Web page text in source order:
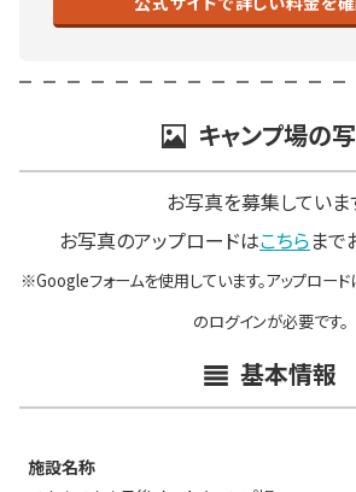
キャンプ場の
お写真を募集していま
お写真のアップロードはこちらまで
※Googleフォームを使用しています。アップロー
のログインが必要です。
基本情報
施設名称